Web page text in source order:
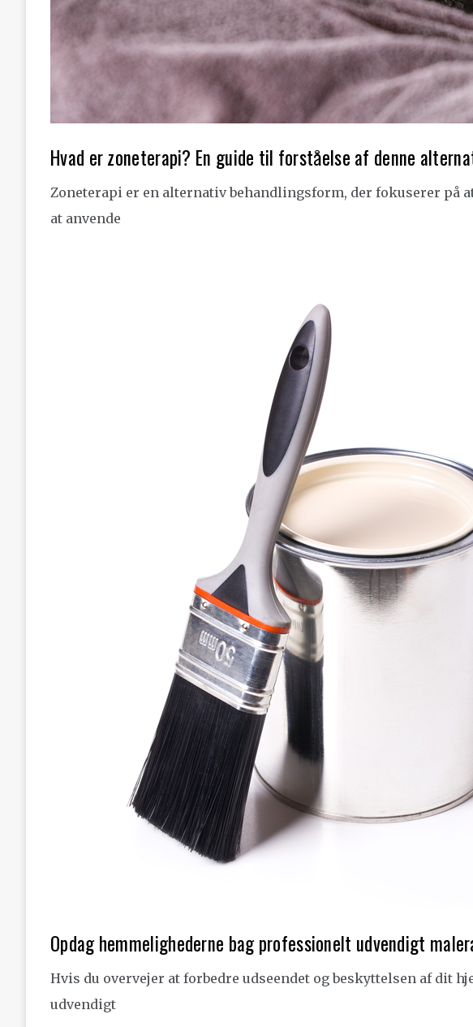
Hvad er zoneterapi? En guide til forståelse af denne
Zoneterapi er en alternativ behandlingsform, der fokuserer på
at anvende
Opdag hemmelighederne bag professionelt udvendigt
Hvis du overvejer at forbedre udseendet og beskyttelsen af dit
udvendigt